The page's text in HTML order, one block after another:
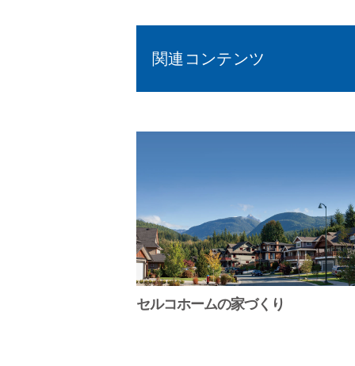
関連コンテンツ
セルコホームの家づくり